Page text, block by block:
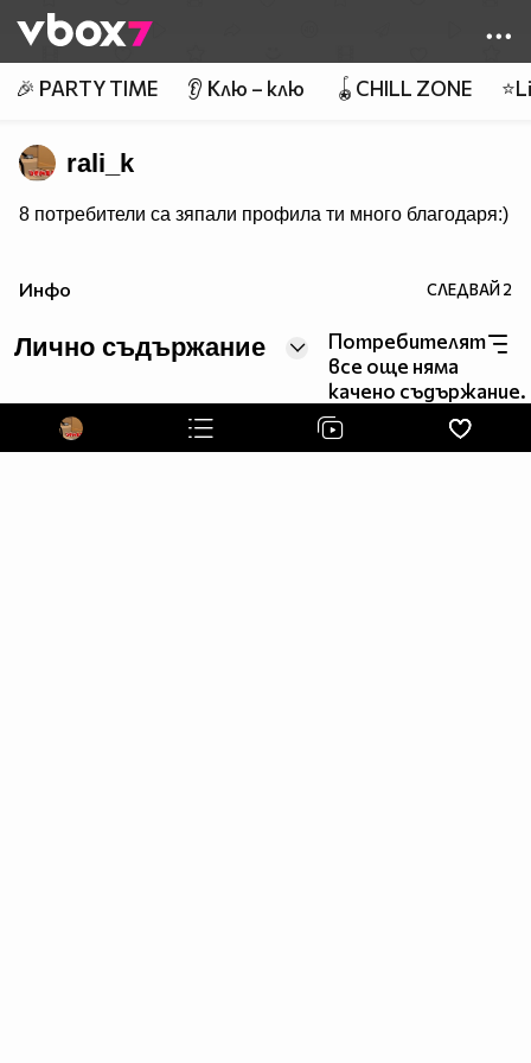
👾
🎉 PARTY TIME 👂 Клю – клю 🪀CHILL ZONE
rali_k
8 потребители са зяпали профила ти много благодаря:)
Инфо СЛЕДВАЙ2
Лично съдържание
Потребителят
все още няма
качено съдържание.